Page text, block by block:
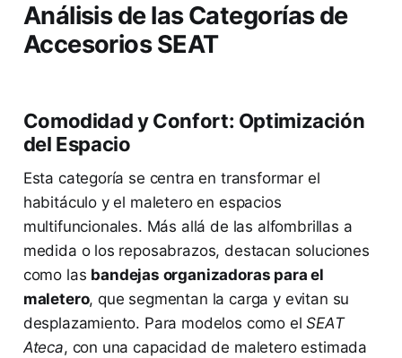
Análisis de las Categorías de
Accesorios SEAT
Comodidad y Confort: Optimización
del Espacio
Esta categoría se centra en transformar el
habitáculo y el maletero en espacios
multifuncionales. Más allá de las alfombrillas a
medida o los reposabrazos, destacan soluciones
como las bandejas organizadoras para el
maletero, que segmentan la carga y evitan su
desplazamiento. Para modelos como elSEAT
Ateca, con una capacidad de maletero estimada